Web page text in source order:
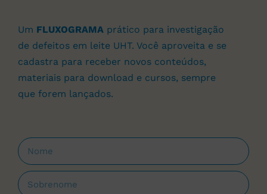
Um FLUXOGRAMA prático para investigação
de defeitos em leite UHT. Você aproveita e se
cadastra para receber novos conteúdos,
materiais para download e cursos, sempre
que forem lançados.